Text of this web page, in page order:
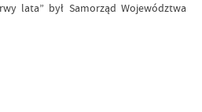
lata” był Samorząd Województwa